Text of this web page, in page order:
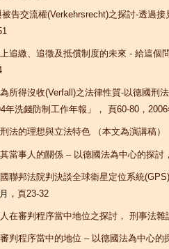
告交流權(Verkehrsrecht)之探討-透過接
追繳、追徵及抵償制度的未來 - 給這個
所得沒收(Verfall)之法律性質-以德國刑
年洗錢防制工作年報 」， 頁60-80 ，
法的理想與立法特色 （本文為演講稿）
當事人的關係 – 以德國法為中心的探討
聯邦法院判決談全球衛星定位系統(GPS)
， 頁23-32
在審判程序當中地位之探討， 刑事法雜
判程序當中的地位 – 以德國法為中心的